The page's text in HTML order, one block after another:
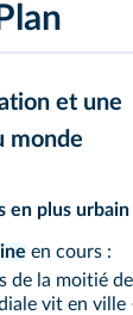
Plan
et une
monde
en plus urbain
en cours :
de la moitié
vit en